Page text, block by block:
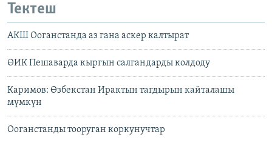
Тектеш
АКШ Ооганстанда аз гана аскер калтырат
ӨИК Пешаварда кыргын салгандарды колдоду
Каримов: Өзбекстан Ирактын тагдырын кайталашы
мүмкүн
Ооганстанды тооруган коркунучтар